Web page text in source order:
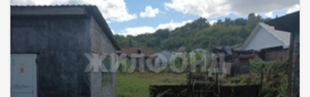
частного сектора, но до всей инфраструктуры города —
рукой подать. • Широкая улица- Редкое преимущество для
частного сектора! Удобный подъезд, много места перед
домом, никаких проблем с парковкой или проездом
спецтехники. • Свой земельный участок- 4 сотки — это
идеальный размер для уютного сада, зоны барбекю или
строительства новой бани. • Крепкая основа- Дом 1974 года